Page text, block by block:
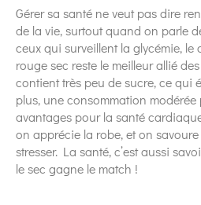
Gérer sa santé ne veut pas dire
de la vie, surtout quand on parle
ceux qui surveillent la glycémie,
rouge sec reste le meilleur allié
contient très peu de sucre, ce qui
plus, une consommation
avantages pour la santé
on apprécie la robe, et on
stresser. La santé, c’est aussi
le sec gagne le match !